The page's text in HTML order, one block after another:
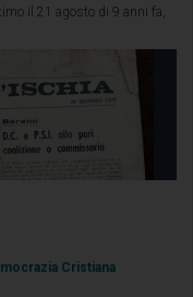
il 21 agosto di 9 anni fa,
Cristiana